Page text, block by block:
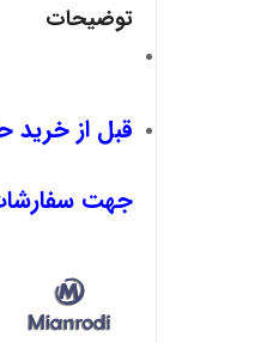
توضیحات
قبل از خرید
جهت